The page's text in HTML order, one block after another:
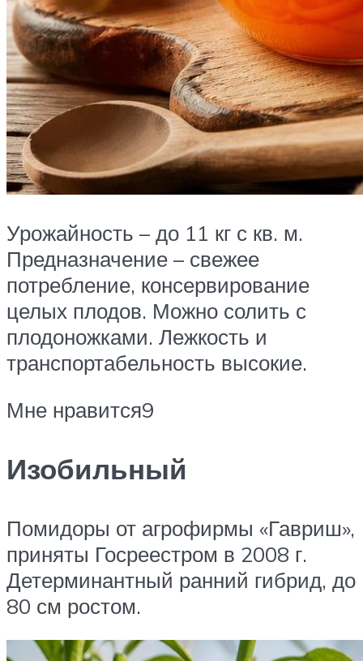
Урожайность – до 11 кг с кв. м.
Предназначение – свежее
потребление, консервирование
целых плодов. Можно солить с
плодоножками. Лежкость и
транспортабельность высокие.
Мне нравится9
Изобильный
Помидоры от агрофирмы «Гавриш»,
приняты Госреестром в 2008 г.
Детерминантный ранний гибрид, до
80 см ростом.